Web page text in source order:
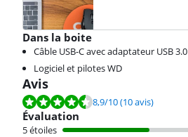
Dans la boite
Câble USB-C avec adaptateur USB 3.0
Logiciel et pilotes WD
Avis
La note est de 8,9 sur 10, basée sur 10 avis.
8,9/10(10 avis)
Évaluation
5 étoiles